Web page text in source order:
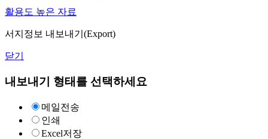
활용도 높은 자료
서지정보 내보내기(Export)
닫기
내보내기 형태를 선택하세요
메일전송
인쇄
Excel저장